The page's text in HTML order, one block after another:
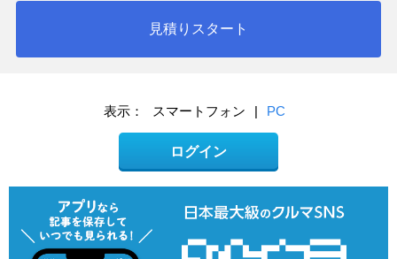
見積りスタート
表示： スマートフォン | PC
ログイン